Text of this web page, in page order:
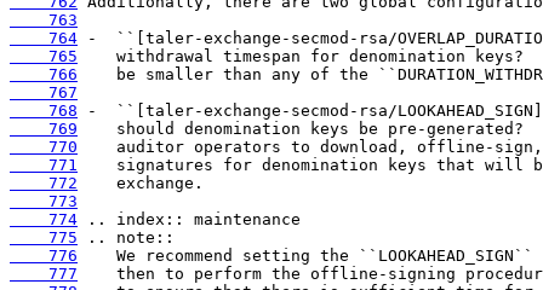
    763
    764
    765
    766
    767
    768
    769
    770
    771
    772
    773
    774
    775
    776
    777